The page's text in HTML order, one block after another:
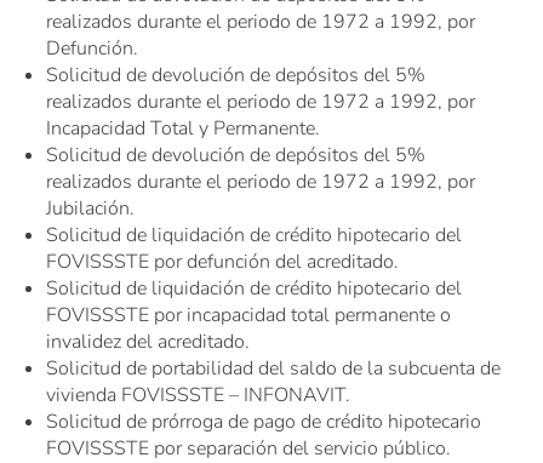
realizados durante el periodo de 1972 a 1992, por
Defunción.
Solicitud de devolución de depósitos del 5%
realizados durante el periodo de 1972 a 1992, por
Incapacidad Total y Permanente.
Solicitud de devolución de depósitos del 5%
realizados durante el periodo de 1972 a 1992, por
Jubilación.
Solicitud de liquidación de crédito hipotecario del
FOVISSSTE por defunción del acreditado.
Solicitud de liquidación de crédito hipotecario del
FOVISSSTE por incapacidad total permanente o
invalidez del acreditado.
Solicitud de portabilidad del saldo de la subcuenta de
vivienda FOVISSSTE – INFONAVIT.
Solicitud de prórroga de pago de crédito hipotecario
FOVISSSTE por separación del servicio público.